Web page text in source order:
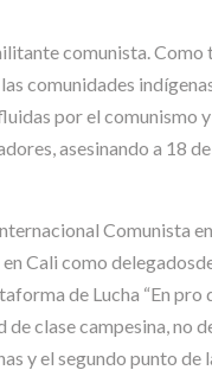
comunista.
comunidades
por el
asesinando a 18
Comunista
Cali como
de Lucha “En pro
clase campesina,
y el segundo punto